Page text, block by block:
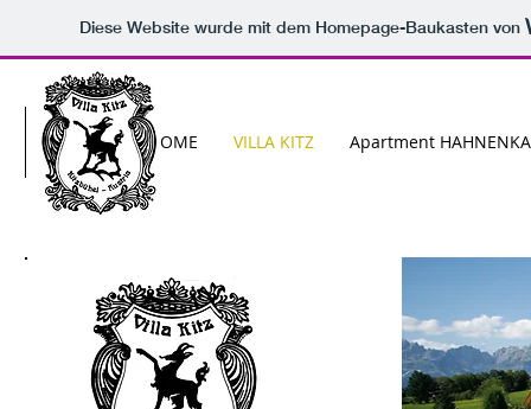
Diese Website wurde mit dem Homepage-Baukasten von
HOME VILLA KITZ Apartment